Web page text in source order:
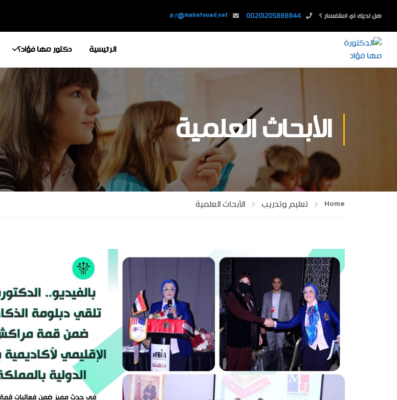
هل لديك اي استفسار ؟ 00201205888844
p.r@mahafouad.net
الرئيسية دكتور مها فؤاد؟
الأبحاث العلمية
Home تعليم وتدريب الأبحاث العلمية